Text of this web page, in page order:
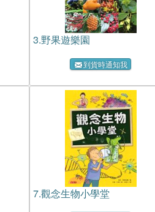
3.野果遊樂園
到貨時通知我
7.觀念生物小學堂